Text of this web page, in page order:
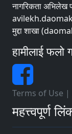
नागरिकता अभिलेख
मुद्दा शाखा
हामीलाई फलो
Terms of Use |
महत्त्वपूर्ण